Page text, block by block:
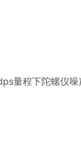
量程下陀螺仪